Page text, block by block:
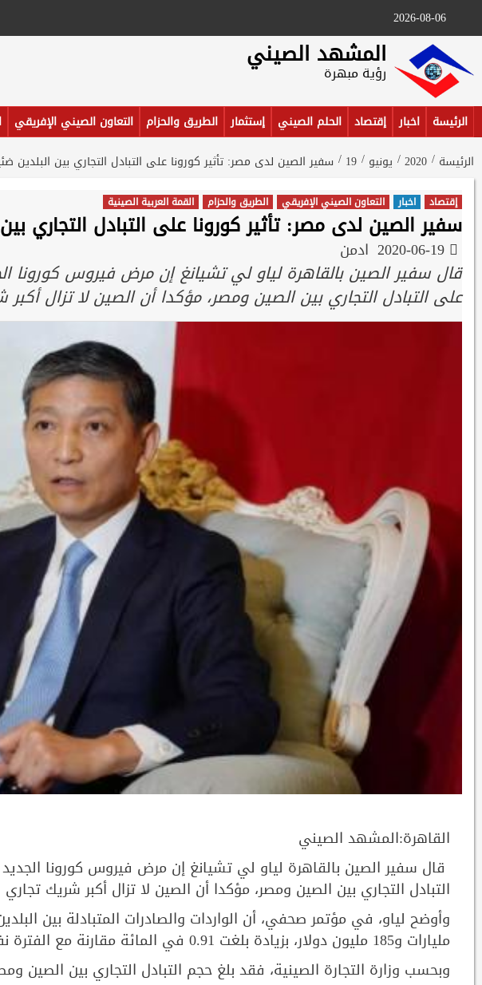
2026-08-06
المشهد الصيني
رؤية مبهرة
الرئيسة اخبار إقتصاد الحلم الصيني إستثمار الطريق والحزام التعاون الصيني الإفريقي
الرئيسة 2020 يونيو 19 سفير الصين لدى مصر: تأثير كورونا على التبادل التجاري بين البلدين
إقتصاد اخبار التعاون الصيني الإفريقي الطريق والحزام القمة العربية الصينية
سفير الصين لدى مصر: تأثير كورونا على التبادل التجاري
ادمن
على التبادل التجاري بين الصين ومصر، مؤكدا أن الصين لا تزال
القاهرة:المشهد الصيني
التبادل التجاري بين الصين ومصر، مؤكدا أن الصين لا تزال أكبر شريك
مليارات و185 مليون دولار، بزيادة بلغت 0.91 في المائة مقارنة مع الفترة نفسها من العام الماضي.
وبحسب وزارة التجارة الصينية، فقد بلغ حجم التبادل التجاري بين الصين ومصر 13,2 مليار دولار في العام